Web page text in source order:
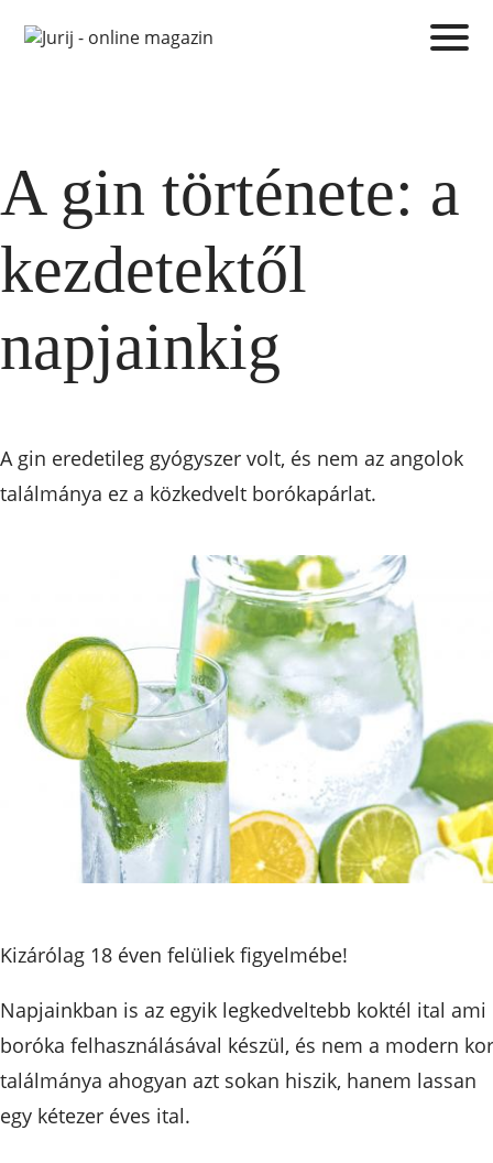
A gin története: a
kezdetektől
napjainkig
A gin eredetileg gyógyszer volt, és nem az angolok
találmánya ez a közkedvelt borókapárlat.
Kizárólag 18 éven felüliek figyelmébe!
Napjainkban is az egyik legkedveltebb koktél ital ami
boróka felhasználásával készül, és nem a modern kor
találmánya ahogyan azt sokan hiszik, hanem lassan
egy kétezer éves ital.